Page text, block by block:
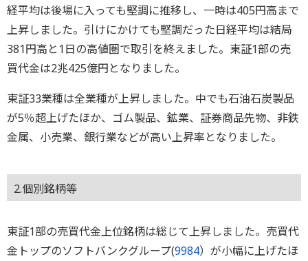
経平均は後場に入っても堅調に推移し、一時は405円高まで
上昇しました。引けにかけても堅調だった日経平均は結局
381円高と1日の高値圏で取引を終えました。東証1部の売
買代金は2兆425億円となりました。
東証33業種は全業種が上昇しました。中でも石油石炭製品
が5％超上げたほか、ゴム製品、鉱業、証券商品先物、非鉄
金属、小売業、銀行業などが高い上昇率となりました。
2.個別銘柄等
東証1部の売買代金上位銘柄は総じて上昇しました。売買代
金トップのソフトバンクグループ(9984）が小幅に上げたほ